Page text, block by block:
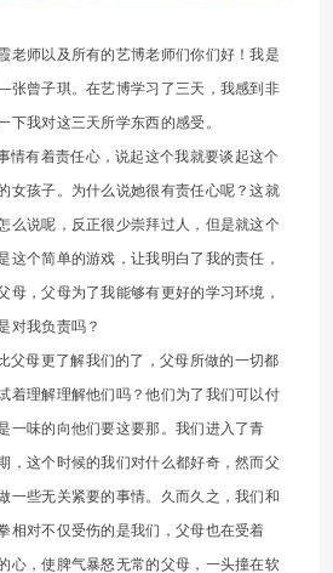
老师以及所有的艺博老师们你们好！我是
曾子琪。在艺博学习了三天，我感到非
下我对这三天所学东西的感受。
情有着责任心，说起这个我就要谈起这个
女孩子。为什么说她很有责任心呢？这就
么说呢，反正很少崇拜过人，但是就这个
这个简单的游戏，让我明白了我的责任，
母，父母为了我能够有更好的学习环境，
对我负责吗？
父母更了解我们的了，父母所做的一切都
着理解理解他们吗？他们为了我们可以付
一味的向他们要这要那。我们进入了青
，这个时候的我们对什么都好奇，然而父
一些无关紧要的事情。久而久之，我们和
相对不仅受伤的是我们，父母也在受着
心，使脾气暴怒无常的父母，一头撞在软